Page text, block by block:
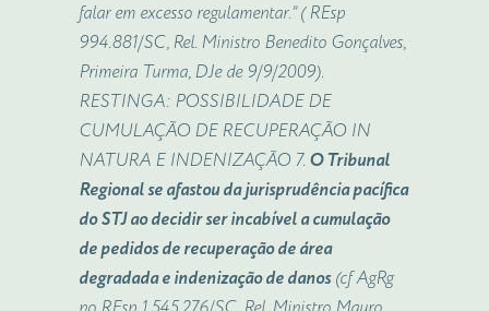
falar em excesso regulamentar.” ( REsp
994.881/SC, Rel. Ministro Benedito Gonçalves,
Primeira Turma, DJe de 9/9/2009).
RESTINGA: POSSIBILIDADE DE
CUMULAÇÃO DE RECUPERAÇÃO IN
NATURA E INDENIZAÇÃO 7. O Tribunal
Regional se afastou da jurisprudência pacífica
do STJ ao decidir ser incabível a cumulação
de pedidos de recuperação de área
degradada e indenização de danos(cf AgRg